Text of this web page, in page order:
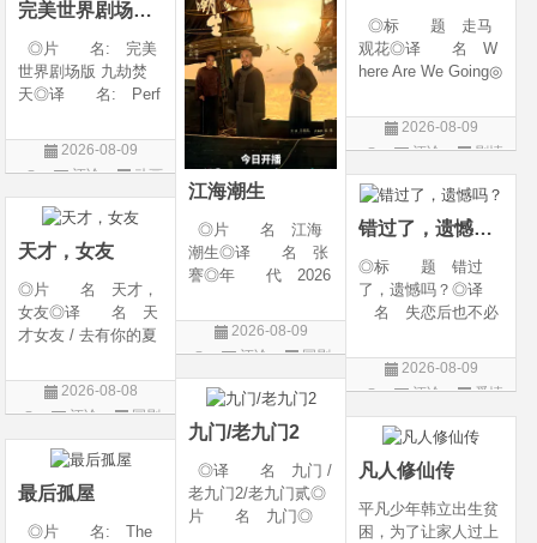
完美世界剧场版 九劫焚天
◎片 名: 完美
世界剧场版 九劫焚
天◎译 名: Perf
ne Calamities Burnin
g Heaven / Perfect
ribulations Incinerate
the H
2026-08-09
评论
动画
片
江海潮生
◎片 名 江海
潮生◎译 名 张
謇◎年 代 2026
陆◎类 别 传记
/ 历史 / 古装◎语
上映日期 2026-07-
20(中国大陆)◎
2026-08-09
评论
国剧
◎标 题 走马
观花◎译 名 W
here Are We Going◎
产 地 中国大陆
◎类 别 剧情◎
话◎上映日期 2026
-06-12(中国大陆)◎
2026-08-09
评论
剧情
片
错过了，遗憾吗？
◎标 题 错过
了，遗憾吗？◎译
名 失恋后也不必
rself◎年 代 20
26◎产 地 中国
剧 / 爱情◎语
言 汉语普通话◎上
映
2026-08-09
评论
爱情
片
天才，女友
◎片 名 天才，
女友◎译 名 天
才女友 / 去有你的夏
年 代 2026◎
产 地 中国大陆
爱情◎语 言 汉
语普通话◎上映日期
2026-08-08
评论
国剧
九门/老九门2
◎译 名 九门 /
老九门2/老九门贰◎
片 名 九门◎
凡人修仙传
平凡少年韩立出生贫
困，为了让家人过上
最后孤屋
◎片 名: The